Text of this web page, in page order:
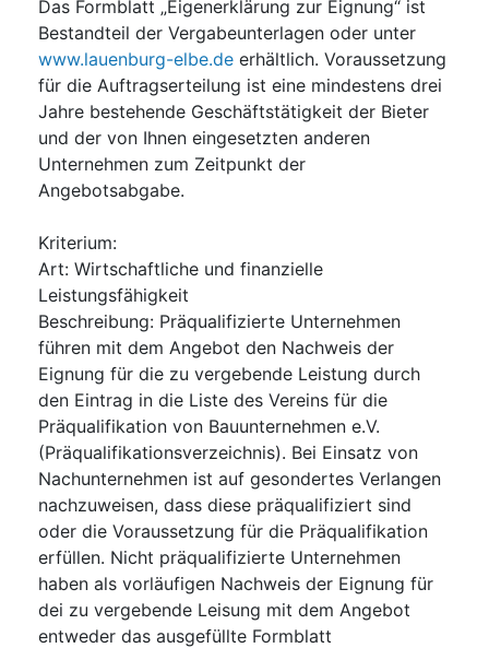
Das Formblatt „Eigenerklärung zur Eignung“ ist
Bestandteil der Vergabeunterlagen oder unter
www.lauenburg-elbe.de erhältlich. Voraussetzung
für die Auftragserteilung ist eine mindestens drei
Jahre bestehende Geschäftstätigkeit der Bieter
und der von Ihnen eingesetzten anderen
Unternehmen zum Zeitpunkt der
Angebotsabgabe.
Kriterium:
Art: Wirtschaftliche und finanzielle
Leistungsfähigkeit
Beschreibung: Präqualifizierte Unternehmen
führen mit dem Angebot den Nachweis der
Eignung für die zu vergebende Leistung durch
den Eintrag in die Liste des Vereins für die
Präqualifikation von Bauunternehmen e.V.
(Präqualifikationsverzeichnis). Bei Einsatz von
Nachunternehmen ist auf gesondertes Verlangen
nachzuweisen, dass diese präqualifiziert sind
oder die Voraussetzung für die Präqualifikation
erfüllen. Nicht präqualifizierte Unternehmen
haben als vorläufigen Nachweis der Eignung für
dei zu vergebende Leisung mit dem Angebot
entweder das ausgefüllte Formblatt